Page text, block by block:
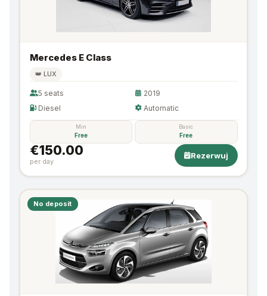
Mercedes E Class
👑 LUX
5 seats
2019
Diesel
Automatic
Min
Free
Basic
Free
€150.00
per day
Rezerwuj
No deposit